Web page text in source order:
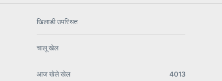
खिलाडी उपस्थित
चालू खेल
आज खेले खेल 4013